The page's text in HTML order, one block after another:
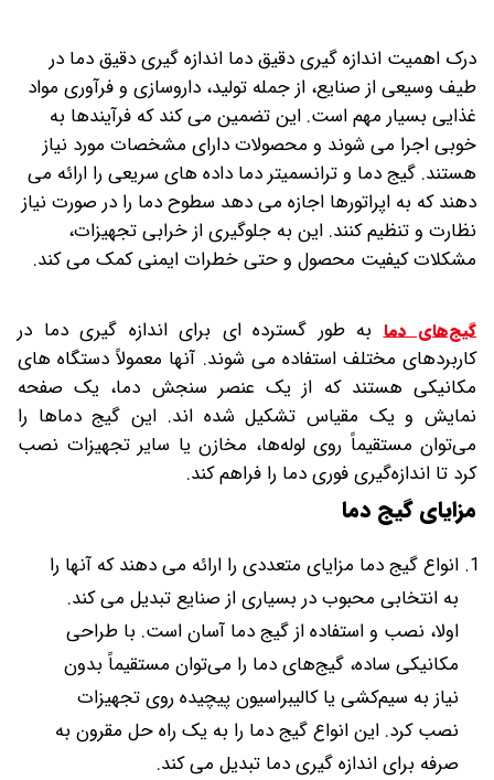
درک اهمیت اندازه گیری دقیق دما اندازه گیری دقیق دما در
طیف وسیعی از صنایع، از جمله تولید، داروسازی و فرآوری مواد
غذایی بسیار مهم است. این تضمین می کند که فرآیندها به
خوبی اجرا می شوند و محصولات دارای مشخصات مورد نیاز
هستند. گیج دما و ترانسمیتر دما داده های سریعی را ارائه می
دهند که به اپراتورها اجازه می دهد سطوح دما را در صورت نیاز
نظارت و تنظیم کنند. این به جلوگیری از خرابی تجهیزات،
مشکلات کیفیت محصول و حتی خطرات ایمنی کمک می کند.
گیج‌های دمابه طور گسترده ای برای اندازه گیری دما در
کاربردهای مختلف استفاده می شوند. آنها معمولاً دستگاه های
مکانیکی هستند که از یک عنصر سنجش دما، یک صفحه
نمایش و یک مقیاس تشکیل شده اند. این گیج‌ دماها را
می‌توان مستقیماً روی لوله‌ها، مخازن یا سایر تجهیزات نصب
کرد تا اندازه‌گیری فوری دما را فراهم کند.
مزایای گیج دما
انواع گیج دما مزایای متعددی را ارائه می دهند که آنها را
به انتخابی محبوب در بسیاری از صنایع تبدیل می کند.
اولا، نصب و استفاده از گیج دما آسان است. با طراحی
مکانیکی ساده، گیج‌های دما را می‌توان مستقیماً بدون
نیاز به سیم‌کشی یا کالیبراسیون پیچیده روی تجهیزات
نصب کرد. این انواع گیج دما را به یک راه حل مقرون به
صرفه برای اندازه گیری دما تبدیل می کند.